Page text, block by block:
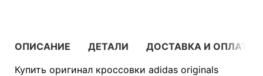
ОПИСАНИЕ ДЕТАЛИ
ДОСТАВКА И ОПЛАТА
Купить оригинал кроссовки adidas originals